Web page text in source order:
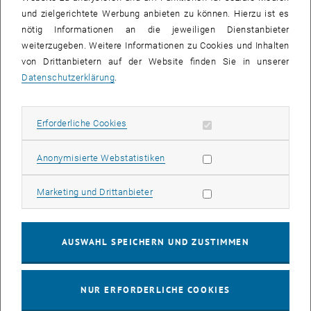
Im Rahmen der Erneuerungsarbeiten wird es zu unterschiedlich
langen Ausfällen folgender Geräte in den betroffenen
je ca. 15-30 Sekunden Ausfall der Verbindung.
möglich zu halten.
Bei Fragen oder bei Problemen im Rahmen der Arbeiten wenden Sie
sich bitte an die jeweiligen TUnet-Freigabeberechtigten Ihres
und zielgerichtete Werbung anbieten zu können. Hierzu ist es
nötig Informationen an die jeweiligen Dienstanbieter
weiterzugeben. Weitere Informationen zu Cookies und Inhalten
von Drittanbietern auf der Website finden Sie in unserer
Datenschutzerklärung
Erforderliche Cookies Erforderliche Cookies zulassen
Anonymisierte WebstatistikenStatistik Cookies zulassen
Marketing und DrittanbieterMarketing Cookies zulassen
AUSWAHL SPEICHERN UND ZUSTIMMEN
NUR ERFORDERLICHE COOKIES